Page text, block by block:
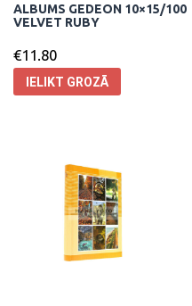
ALBUMS GEDEON 10×15/100
VELVET RUBY
€11.80
IELIKT GROZĀ